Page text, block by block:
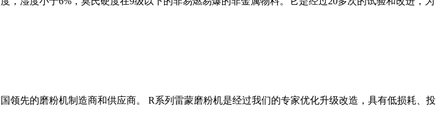
领先的磨粉机制造商和供应商。 R系列雷蒙磨粉机是经过我们的专家优化升级改造，具有低损耗、投